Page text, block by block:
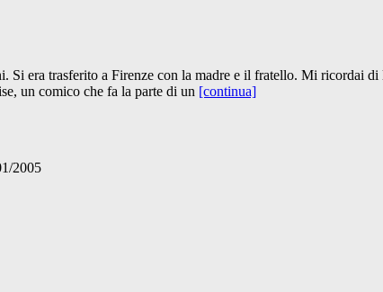
Si era trasferito a Firenze con la madre e il fratello. Mi ricordai
un comico che fa la parte di un [continua]
2005